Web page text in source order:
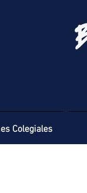
Colegiales